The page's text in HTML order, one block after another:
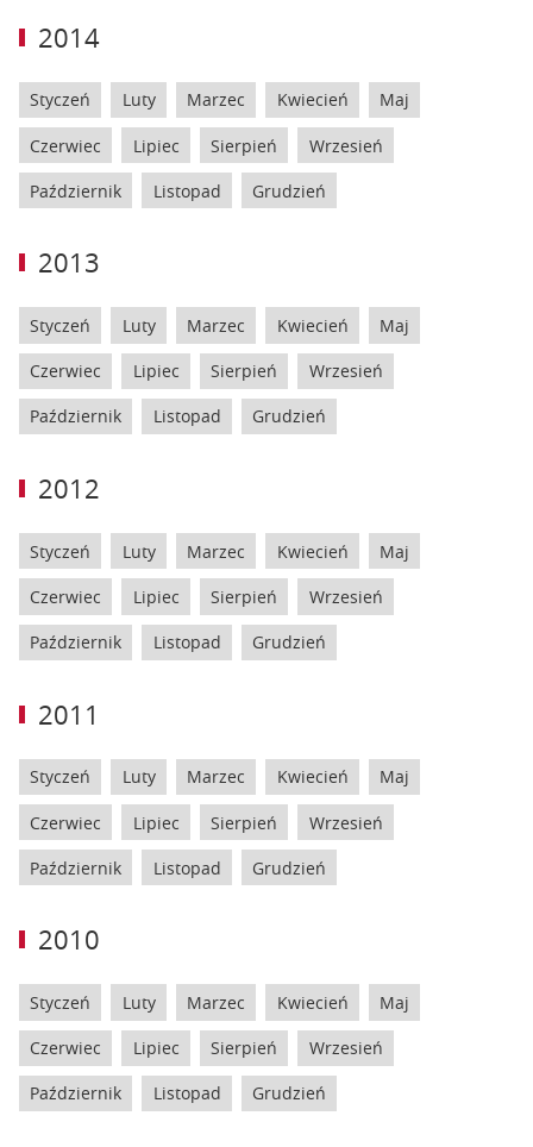
2014
Styczeń Luty Marzec Kwiecień Maj
Czerwiec Lipiec Sierpień Wrzesień
Październik Listopad Grudzień
2013
Styczeń Luty Marzec Kwiecień Maj
Czerwiec Lipiec Sierpień Wrzesień
Październik Listopad Grudzień
2012
Styczeń Luty Marzec Kwiecień Maj
Czerwiec Lipiec Sierpień Wrzesień
Październik Listopad Grudzień
2011
Styczeń Luty Marzec Kwiecień Maj
Czerwiec Lipiec Sierpień Wrzesień
Październik Listopad Grudzień
2010
Styczeń Luty Marzec Kwiecień Maj
Czerwiec Lipiec Sierpień Wrzesień
Październik Listopad Grudzień